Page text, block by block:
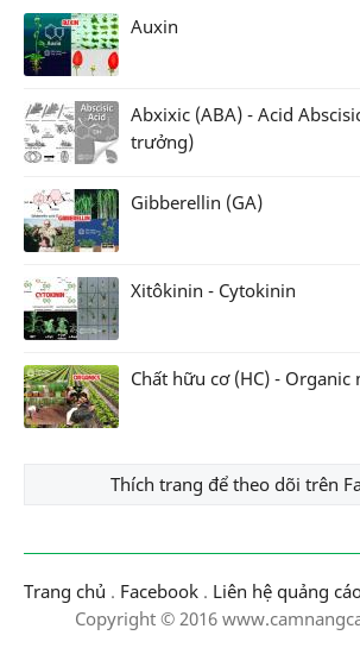
Auxin
Abxixic (ABA) - Acid
trưởng)
Gibberellin (GA)
Xitôkinin - Cytokinin
Chất hữu cơ (HC) -
Thích trang để theo dõi trên
Trang chủ . Facebook . Liên hệ quảng
Copyright © 2016